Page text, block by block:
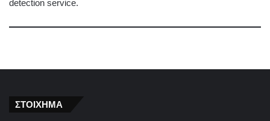
detection service.
ΣΤΟΙΧΗΜΑ